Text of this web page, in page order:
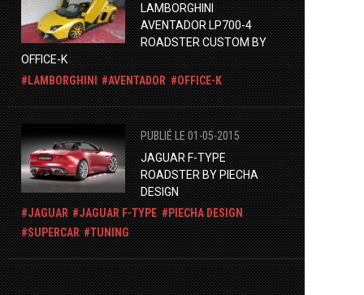
LAMBORGHINI
AVENTADOR LP700-4
ROADSTER CUSTOM BY
OFFICE-K
LAMBORGHINI
AVENTADOR OFFICE-K
PUBLIÉ LE 01-05-2015
JAGUAR F-TYPE
ROADSTER BY PIECHA
DESIGN
JAGUAR
JAGUAR F-TYPE
PIECHA DESIGN
SUPERCAR
TUNING